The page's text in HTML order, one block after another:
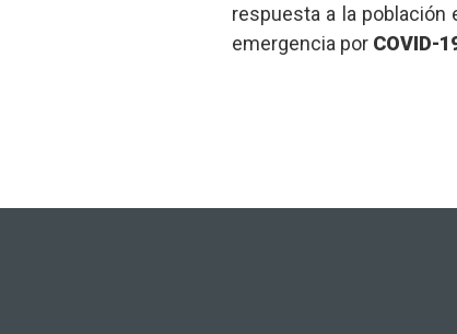
respuesta a la población
emergencia por COVID-